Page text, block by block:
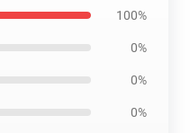
100%
0%
0%
0%